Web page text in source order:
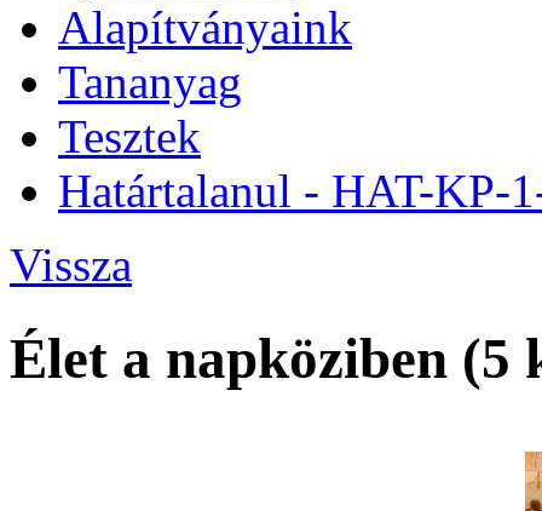
Alapítványaink
Tananyag
Tesztek
Határtalanul - HAT-KP-
Vissza
Élet a napköziben